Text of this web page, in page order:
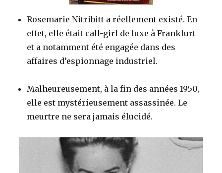
Rosemarie Nitribitt a réellement existé. En
effet, elle était call-girl de luxe à Frankfurt
et a notamment été engagée dans des
affaires d’espionnage industriel.
Malheureusement, à la fin des années 1950,
elle est mystérieusement assassinée. Le
meurtre ne sera jamais élucidé.